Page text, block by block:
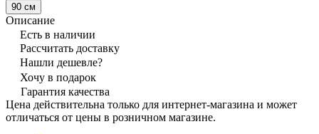
90 см
Описание
Есть в наличии
Рассчитать доставку
Нашли дешевле?
Хочу в подарок
Гарантия качества
Цена действительна только для интернет-магазина и может
отличаться от цены в розничном магазине.